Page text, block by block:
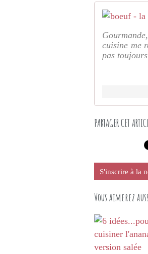
cuisine me
pas
PARTAGER CET
S'inscrire à la
Vous aimerez